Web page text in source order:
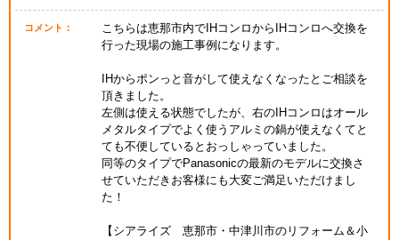
コメント：
こちらは恵那市内でIHコンロからIHコンロへ交換を
行った現場の施工事例になります。
IHからポンっと音がして使えなくなったとご相談を
頂きました。
左側は使える状態でしたが、右のIHコンロはオール
メタルタイプでよく使うアルミの鍋が使えなくてと
ても不便しているとおっしゃっていました。
同等のタイプでPanasonicの最新のモデルに交換さ
せていただきお客様にも大変ご満足いただけまし
た！
【シアライズ 恵那市・中津川市のリフォーム＆小